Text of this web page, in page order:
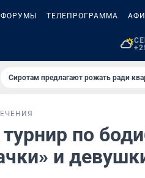
ФОРУМЫ ТЕЛЕПРОГРАММА
Сиротам предлагают рожать ради
по
и